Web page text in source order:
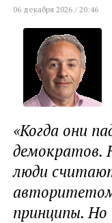
06 декабря 2026 / 20:46
«Когда они
демократов.
люди
принципы.